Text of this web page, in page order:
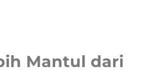
Mantul dari